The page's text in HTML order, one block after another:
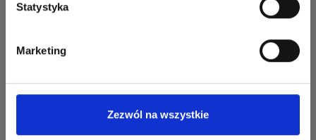
Statystyka
Marketing
Zezwól na wszystkie
na drutach mógł odnieść
Najczęściej zadawane
Wysyłka i Zwroty
Informacje dotyczące
zwrotów